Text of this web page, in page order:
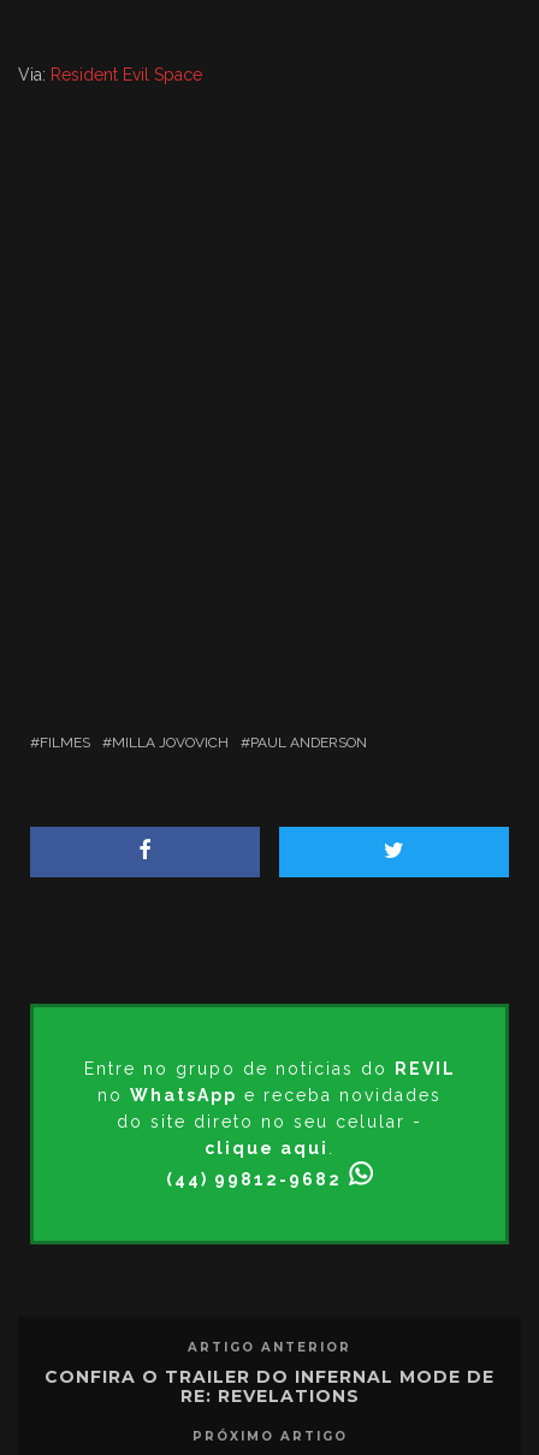
Via: Resident Evil Space
FILMES MILLA JOVOVICH PAUL ANDERSON
Entre no grupo de notícias do
REVIL
no WhatsApp e receba novidades
do site direto no seu celular -
clique aqui
(44) 99812-9682
ARTIGO ANTERIOR
CONFIRA O TRAILER DO INFERNAL MODE DE
RE: REVELATIONS
PRÓXIMO ARTIGO